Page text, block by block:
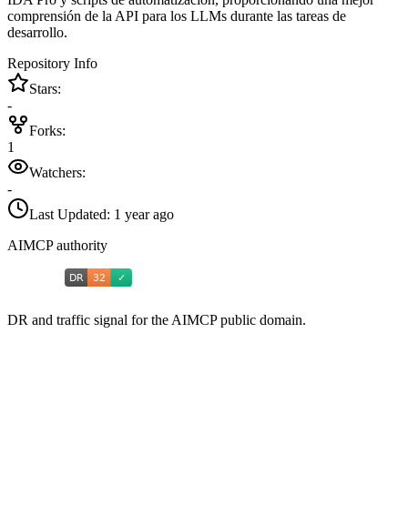
comprensión de la API para los LLMs durante las tareas de
desarrollo.
Repository Info
Stars:
-
Forks:
1
Watchers:
-
Last Updated: 1 year ago
AIMCP authority
DR and traffic signal for the AIMCP public domain.